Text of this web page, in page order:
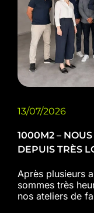
13/07/2026
1000M2 –
DEPUIS TRÈS
Après plusieurs
sommes très
nos ateliers de